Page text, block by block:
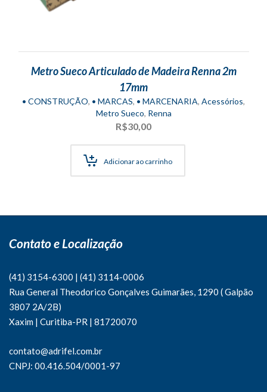
Metro Sueco Articulado de Madeira Renna 2m
17mm
• CONSTRUÇÃO, • MARCAS, • MARCENARIA, Acessórios,
Metro Sueco, Renna
R$30,00
Adicionar ao carrinho
Contato e Localização
(41) 3154-6300 | (41) 3114-0006
Rua General Theodorico Gonçalves Guimarães, 1290 ( Galpão
3807 2A/2B)
Xaxim | Curitiba-PR | 81720070
contato@adrifel.com.br
CNPJ: 00.416.504/0001-97